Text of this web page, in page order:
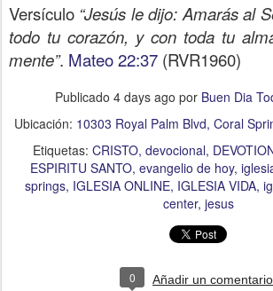
Versículo “Jesús le dijo: Amarás al
todo tu corazón, y con toda tu
mente”. Mateo 22:37 (RVR1960)
Publicado 4 days ago por Buen Dia
Ubicación: 10303 Royal Palm Blvd, Coral
Etiquetas: CRISTO devocional
ESPIRITU SANTO evangelio de hoy
springs IGLESIA ONLINE IGLESIA VIDA
center jesus
0 Añadir un comentario